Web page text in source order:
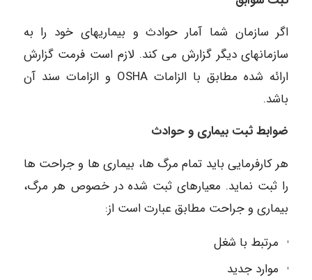
اگر سازمان شما آمار حوادث و بیماریهای خود را به
سازمانهای دیگر گزارش می کند. لازم است فرمت گزارش
ارائه شده مطابق با الزامات OSHA و الزامات سند آن
باشد.
ضوابط ثبت بیماری و حوادث
هر کارفرمایی باید تمام مرگ ها، بیماری ها و جراحت ها
را ثبت نماید. معیارهای ثبت شده در خصوص هر مرگ،
بیماری و جراحت مطابق عبارت است از:
مرتبط با شغل
موارد جدید